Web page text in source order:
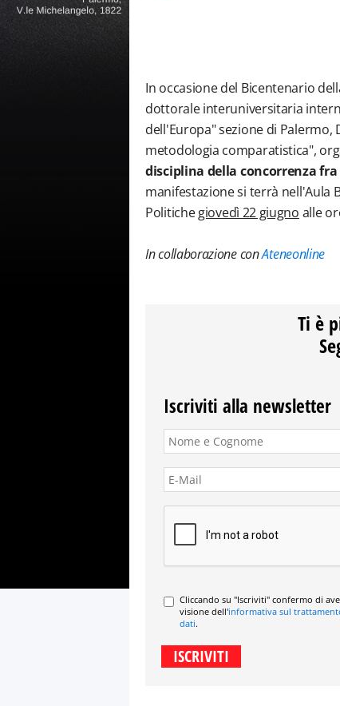
In occasione del Bicentenario
dottorale interuniversitaria
dell'Europa" sezione di
metodologia comparatistica",
disciplina della concorrenza
manifestazione si terrà nell'Aula
Politichegiovedì 22 giugno alle
In collaborazione conAteneonline
Ti è
Iscriviti alla newsletter
Cliccando su "Iscriviti" confermo di
visione dell'informativa sul
dati.